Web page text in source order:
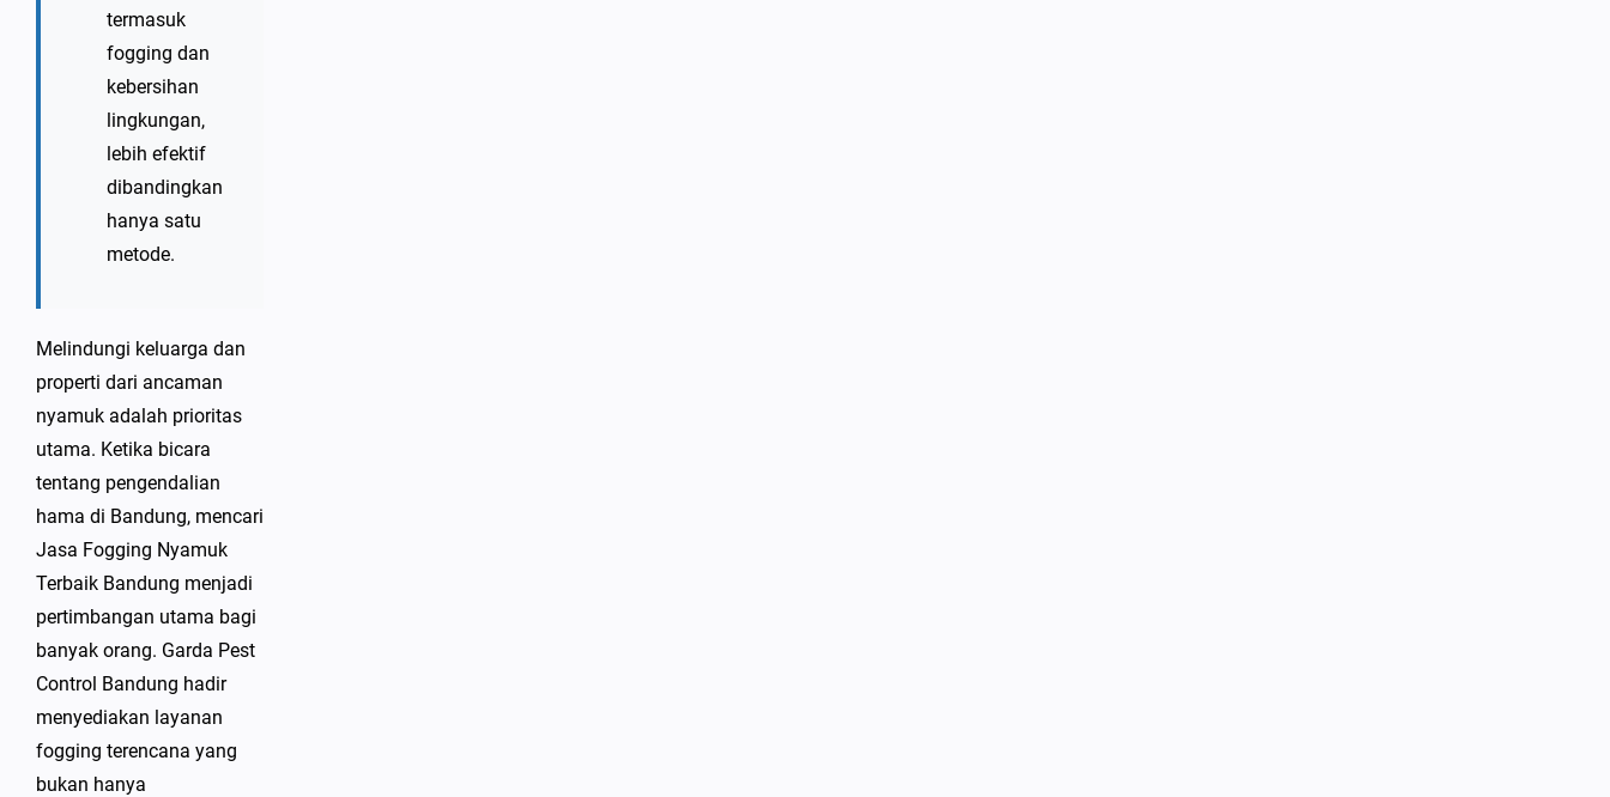
termasuk
fogging dan
kebersihan
lingkungan,
lebih efektif
dibandingkan
hanya satu
metode.
Melindungi keluarga dan
properti dari ancaman
nyamuk adalah prioritas
utama. Ketika bicara
tentang pengendalian
hama di Bandung, mencari
Jasa Fogging Nyamuk
Terbaik Bandung menjadi
pertimbangan utama bagi
banyak orang. Garda Pest
Control Bandung hadir
menyediakan layanan
fogging terencana yang
bukan hanya